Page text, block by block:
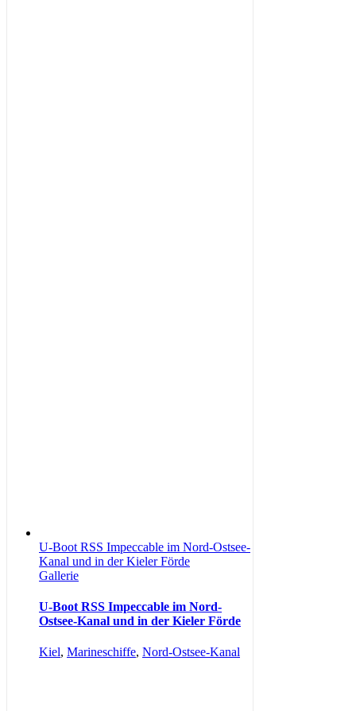
U-Boot RSS Impeccable im Nord-Ostsee-
Kanal und in der Kieler Förde
Gallerie
U-Boot RSS Impeccable im Nord-
Ostsee-Kanal und in der Kieler Förde
Kiel, Marineschiffe, Nord-Ostsee-Kanal